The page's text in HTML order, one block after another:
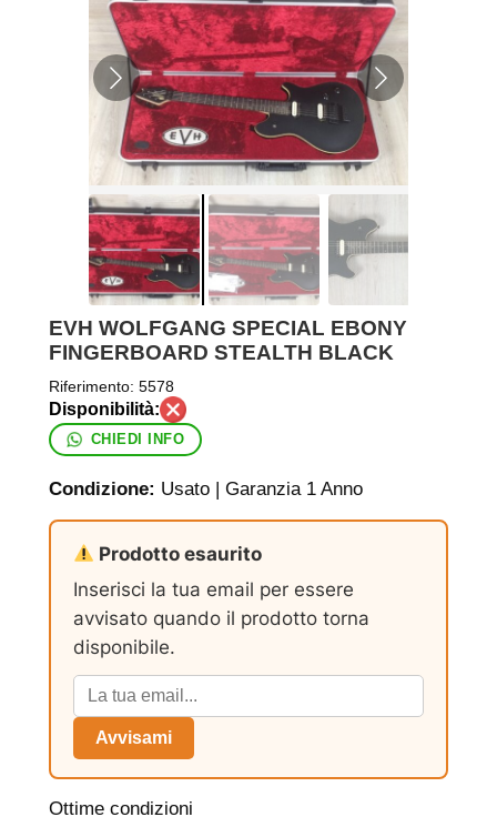
EVH WOLFGANG SPECIAL EBONY
FINGERBOARD STEALTH BLACK
Riferimento: 5578
CHIEDI INFO
Condizione: Usato | Garanzia 1 Anno
Prodotto esaurito
Inserisci la tua email per essere
avvisato quando il prodotto torna
disponibile.
Avvisami
Ottime condizioni